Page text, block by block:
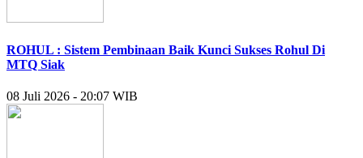
ROHUL : Sistem Pembinaan Baik Kunci Sukses Rohul Di
MTQ Siak
08 Juli 2026 - 20:07 WIB